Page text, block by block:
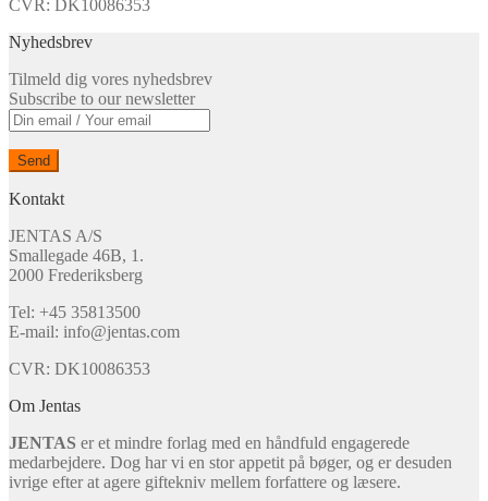
CVR: DK10086353
Nyhedsbrev
Tilmeld dig vores nyhedsbrev
Subscribe to our newsletter
Kontakt
JENTAS A/S
Smallegade 46B, 1.
2000 Frederiksberg
Tel: +45 35813500
E-mail: info@jentas.com
CVR: DK10086353
Om Jentas
JENTAS er et mindre forlag med en håndfuld engagerede
medarbejdere. Dog har vi en stor appetit på bøger, og er desuden
ivrige efter at agere giftekniv mellem forfattere og læsere.